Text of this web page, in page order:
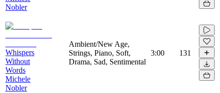
Nobler
Whispers
Without
Words
Michele
Nobler
Ambient/New Age,
Strings, Piano, Soft,
Drama, Sad, Sentimental
3:00 131